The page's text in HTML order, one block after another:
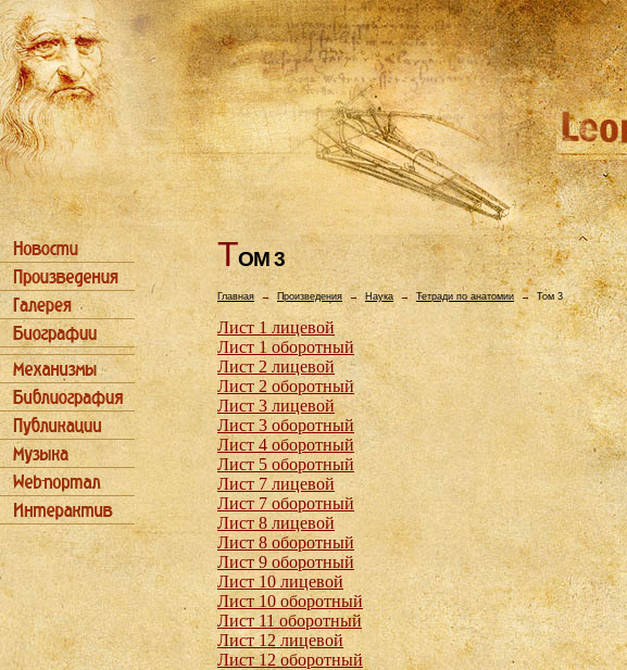
ТОМ 3
Главная→ Произведения → Наука →Тетради по анатомии→Том 3
Лист 1 лицевой
Лист 1 оборотный
Лист 2 лицевой
Лист 2 оборотный
Лист 3 лицевой
Лист 3 оборотный
Лист 4 оборотный
Лист 5 оборотный
Лист 7 лицевой
Лист 7 оборотный
Лист 8 лицевой
Лист 8 оборотный
Лист 9 оборотный
Лист 10 лицевой
Лист 10 оборотный
Лист 11 оборотный
Лист 12 лицевой
Лист 12 оборотный